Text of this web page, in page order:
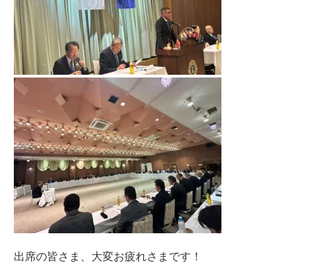
出席の皆さま、大変お疲れさまです！